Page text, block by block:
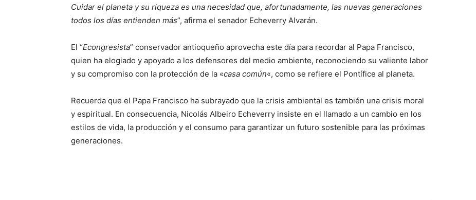
Cuidar el planeta y su riqueza es una necesidad que, afortunadamente, las nuevas generaciones
todos los días entienden más”, afirma el senador Echeverry Alvarán.
El “Econgresista” conservador antioqueño aprovecha este día para recordar al Papa Francisco,
quien ha elogiado y apoyado a los defensores del medio ambiente, reconociendo su valiente labor
y su compromiso con la protección de la «casa común«, como se refiere el Pontífice al planeta.
Recuerda que el Papa Francisco ha subrayado que la crisis ambiental es también una crisis moral
y espiritual. En consecuencia, Nicolás Albeiro Echeverry insiste en el llamado a un cambio en los
estilos de vida, la producción y el consumo para garantizar un futuro sostenible para las próximas
generaciones.